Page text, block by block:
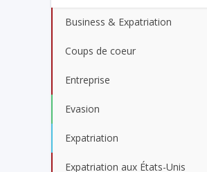
Business & Expatriation
Coups de coeur
Entreprise
Evasion
Expatriation
Expatriation aux États-Unis